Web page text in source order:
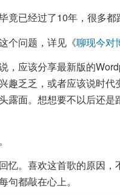
已经过了10年，很多都
个问题，详见《聊现今对
应该分享最新版的
趣乏乏，或者应该说时代
露面。想想要不以后还是
忆。喜欢这首歌的原因，
都敲在心上。